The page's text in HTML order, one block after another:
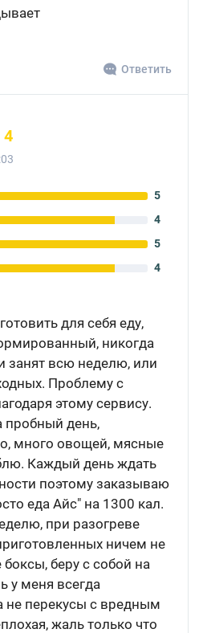
Ответить
4
5
4
5
4
для себя еду,
никогда
занят всю неделю, или
Проблему с
этому сервису.
пробный день,
много овощей, мясные
Каждый день ждать
поэтому заказываю
еда Айс" на 1300 кал.
при разогреве
ничем не
беру с собой на
у меня всегда
не перекусы с вредным
жаль только что